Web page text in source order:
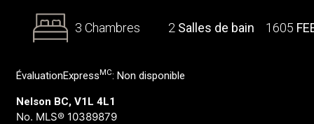
3 Chambres 2 Salles de bain 1605
ÉvaluationExpress MC: Non disponible
Nelson BC, V1L 4L1
No. MLS® 10389879